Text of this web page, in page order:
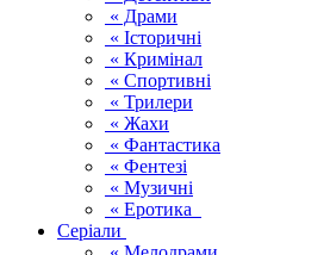
« Драми
« Історичні
« Кримінал
« Спортивні
« Трилери
« Жахи
« Фантастика
« Фентезі
« Музичні
« Еротика
Серіали